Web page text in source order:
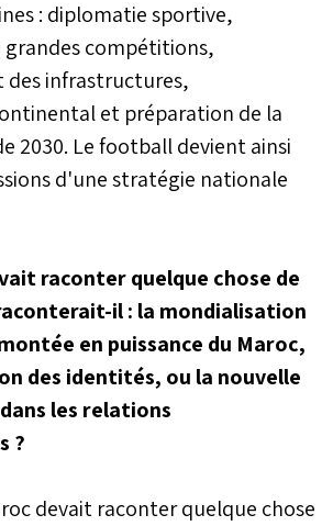
: diplomatie sportive,
compétitions,
des infrastructures,
et préparation de la
2030. Le football devient ainsi
d'une stratégie nationale
raconter quelque chose de
il : la mondialisation
en puissance du Maroc,
des identités, ou la nouvelle
les relations
?
devait raconter quelque chose